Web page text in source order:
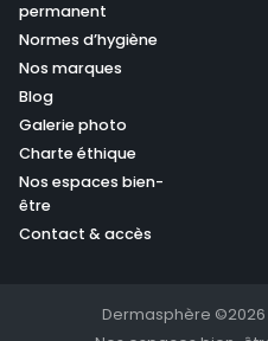
permanent
Normes d’hygiène
Nos marques
Blog
Galerie photo
Charte éthique
Nos espaces bien-
être
Contact & accès
Dermasphère